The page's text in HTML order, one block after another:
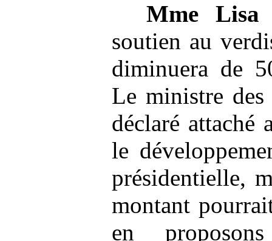
Mme
Lisa
soutien au
diminuera de
Le ministre des
déclaré attaché
le
présidentielle,
montant
en